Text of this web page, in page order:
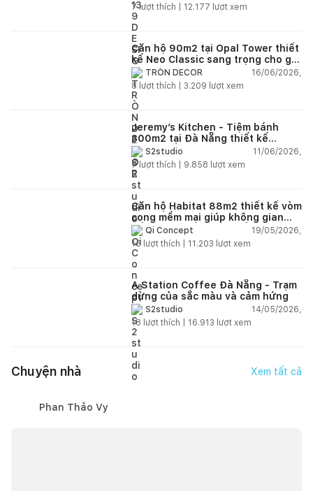
7lượt thích | 12.177 lượt xem
Căn hộ 90m2 tại Opal Tower thiết
kế Neo Classic sang trọng cho gia
đình trẻ
TRÒN DECOR
16/06/2026,
8 lượt thích | 3.209 lượt xem
Jeremy’s Kitchen - Tiệm bánh
300m2 tại Đà Nẵng thiết kế
phong cách công nghiệp hiện đại
ngập tràn ánh sáng tự nhiên
S2studio
11/06/2026,
7lượt thích | 9.858 lượt xem
Căn hộ Habitat 88m2 thiết kế vòm
cong mềm mại giúp không gian
sống hiện đại trở nên ấm áp hơn
Qi Concept
19/05/2026,
15 lượt thích | 11.203 lượt xem
A Station Coffee Đà Nẵng - Trạm
dừng của sắc màu và cảm hứng
S2studio
14/05/2026,
18 lượt thích | 16.913 lượt xem
Chuyện nhà Xem tất cả
Phan Thảo Vy